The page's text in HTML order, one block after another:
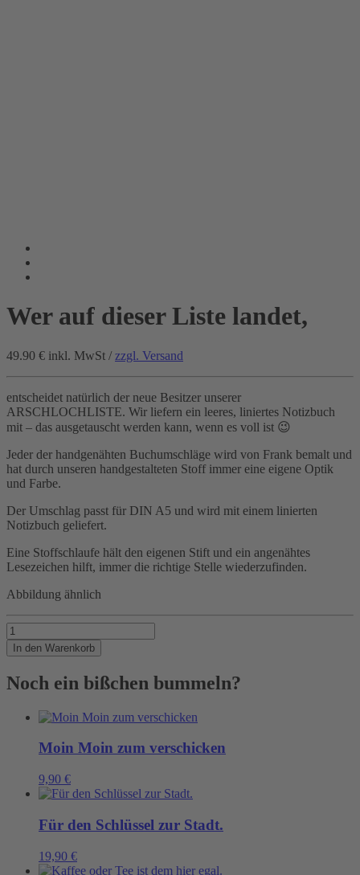
Wer auf dieser Liste landet,
49.90 € inkl. MwSt / zzgl. Versand
entscheidet natürlich der neue Besitzer unserer
ARSCHLOCHLISTE. Wir liefern ein leeres, liniertes Notizbuch
mit – das ausgetauscht werden kann, wenn es voll ist 😉
Jeder der handgenähten Buchumschläge wird von Frank bemalt und
hat durch unseren handgestalteten Stoff immer eine eigene Optik
und Farbe.
Der Umschlag passt für DIN A5 und wird mit einem linierten
Notizbuch geliefert.
Eine Stoffschlaufe hält den eigenen Stift und ein angenähtes
Lesezeichen hilft, immer die richtige Stelle wiederzufinden.
Abbildung ähnlich
Wer
auf
dieser
landet,
In den Warenkorb
Noch ein bißchen bummeln?
Moin Moin zum verschicken
9,90 €
Für den Schlüssel zur Stadt.
19,90 €